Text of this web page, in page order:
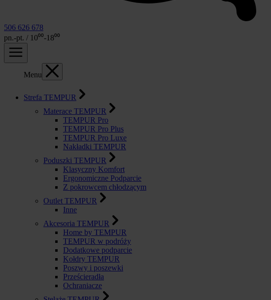
506 626 678
pn.-pt. / 10⁰⁰-18⁰⁰
Menu
Strefa TEMPUR
Materace TEMPUR
TEMPUR Pro
TEMPUR Pro Plus
TEMPUR Pro Luxe
Nakładki TEMPUR
Poduszki TEMPUR
Klasyczny Komfort
Ergonomiczne Podparcie
Z pokrowcem chłodzącym
Outlet TEMPUR
Inne
Akcesoria TEMPUR
Home by TEMPUR
TEMPUR w podróży
Dodatkowe podparcie
Kołdry TEMPUR
Poszwy i poszewki
Prześcieradła
Ochraniacze